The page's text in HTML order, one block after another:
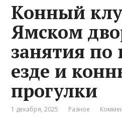
Конный
Ямском
занятия по
езде и
прогулки
1 декабря, 2025 Разное